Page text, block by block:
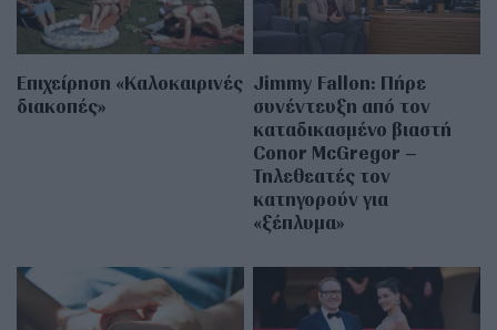
Επιχείρηση «Καλοκαιρινές
διακοπές»
Jimmy Fallon: Πήρε
συνέντευξη από τον
καταδικασμένο βιαστή
Conor McGregor –
Τηλεθεατές τον
κατηγορούν για
«ξέπλυμα»